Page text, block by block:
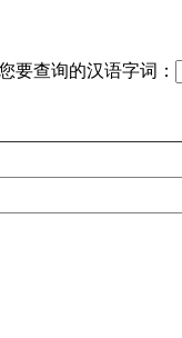
要查询的汉语字词：